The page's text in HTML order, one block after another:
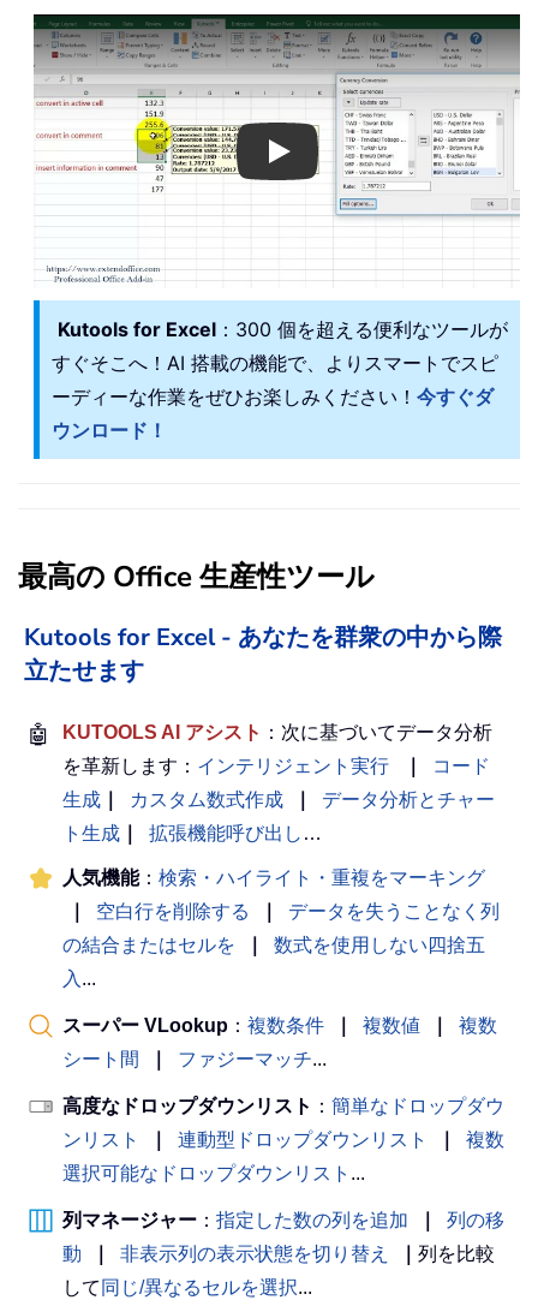
Play
Kutools for Excel ：300 個を超える便利なツールが
すぐそこへ！AI 搭載の機能で、よりスマートでスピ
ーディーな作業をぜひお楽しみください！ 今すぐダ
ウンロード！
最高の Office 生産性ツール
Kutools for Excel - あなたを群衆の中から際
立たせます
🤖 KUTOOLS AI アシスト ：次に基づいてデータ分析
を革新します： インテリジェント実行
コード
生成
カスタム数式作成
データ分析とチャー
ト生成
拡張機能呼び出し …
人気機能： 検索・ハイライト・重複をマーキング
空白行を削除する
データを失うことなく列
の結合またはセルを
数式を使用しない四捨五
入 ...
スーパー VLookup ： 複数条件 複数値
複数
シート間
ファジーマッチ...
高度なドロップダウンリスト ： 簡単なドロップダウ
ンリスト
連動型ドロップダウンリスト
複数
選択可能なドロップダウンリスト ...
列マネージャー ： 指定した数の列を追加
列の移
動
非表示列の表示状態を切り替え
列を比較
して 同じ/異なるセルを選択...